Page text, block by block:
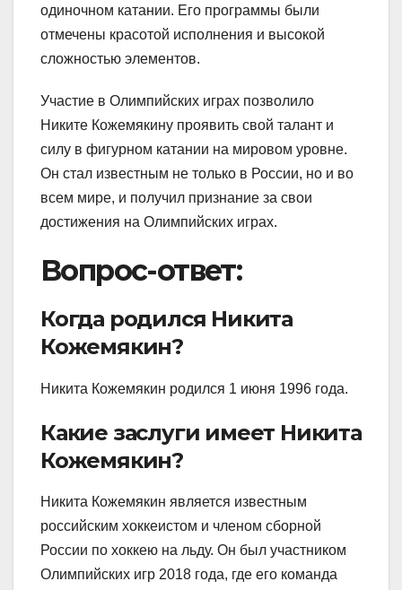
одиночном катании. Его программы были
отмечены красотой исполнения и высокой
сложностью элементов.
Участие в Олимпийских играх позволило
Никите Кожемякину проявить свой талант и
силу в фигурном катании на мировом уровне.
Он стал известным не только в России, но и во
всем мире, и получил признание за свои
достижения на Олимпийских играх.
Вопрос-ответ:
Когда родился Никита
Кожемякин?
Никита Кожемякин родился 1 июня 1996 года.
Какие заслуги имеет Никита
Кожемякин?
Никита Кожемякин является известным
российским хоккеистом и членом сборной
России по хоккею на льду. Он был участником
Олимпийских игр 2018 года, где его команда